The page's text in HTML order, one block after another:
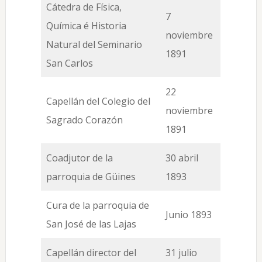
Cátedra de Física,
Química é Historia
Natural del Seminario
San Carlos
7
noviembre
1891
Capellán del Colegio del
Sagrado Corazón
22
noviembre
1891
Coadjutor de la
parroquia de Güines
30 abril
1893
Cura de la parroquia de
San José de las Lajas
Junio 1893
Capellán director del
31 julio